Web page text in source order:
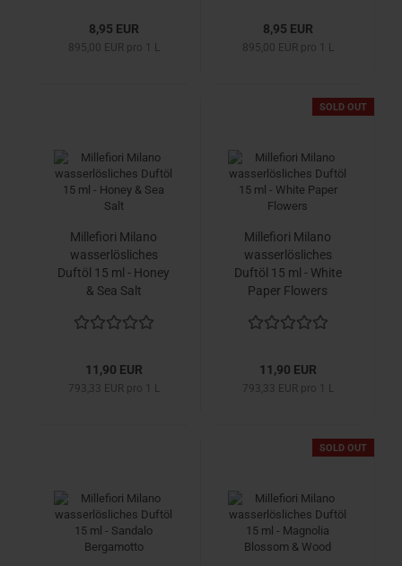
8,95 EUR
895,00 EUR pro 1 L
8,95 EUR
895,00 EUR pro 1 L
Millefiori Milano
wasserlösliches
Duftöl 15 ml - Honey
& Sea Salt
11,90 EUR
793,33 EUR pro 1 L
SOLD OUT
Millefiori Milano
wasserlösliches
Duftöl 15 ml - White
Paper Flowers
11,90 EUR
793,33 EUR pro 1 L
SOLD OUT